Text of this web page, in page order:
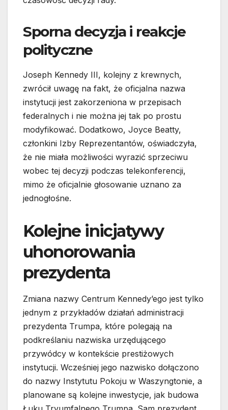
Sporna decyzja i reakcje
polityczne
Joseph Kennedy III, kolejny z krewnych,
zwrócił uwagę na fakt, że oficjalna nazwa
instytucji jest zakorzeniona w przepisach
federalnych i nie można jej tak po prostu
modyfikować. Dodatkowo, Joyce Beatty,
członkini Izby Reprezentantów, oświadczyła,
że nie miała możliwości wyrazić sprzeciwu
wobec tej decyzji podczas telekonferencji,
mimo że oficjalnie głosowanie uznano za
jednogłośne.
Kolejne inicjatywy
uhonorowania
prezydenta
Zmiana nazwy Centrum Kennedy’ego jest tylko
jednym z przykładów działań administracji
prezydenta Trumpa, które polegają na
podkreślaniu nazwiska urzędującego
przywódcy w kontekście prestiżowych
instytucji. Wcześniej jego nazwisko dołączono
do nazwy Instytutu Pokoju w Waszyngtonie, a
planowane są kolejne inwestycje, jak budowa